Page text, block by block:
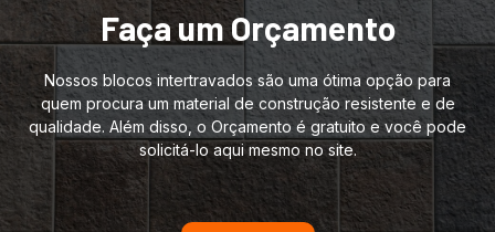
Faça um Orçamento
Nossos blocos intertravados são uma ótima opção para
quem procura um material de construção resistente e de
qualidade. Além disso, o Orçamento é gratuito e você pode
solicitá-lo aqui mesmo no site.